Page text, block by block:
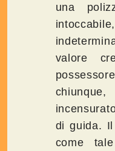
una
valore
di guida.
come